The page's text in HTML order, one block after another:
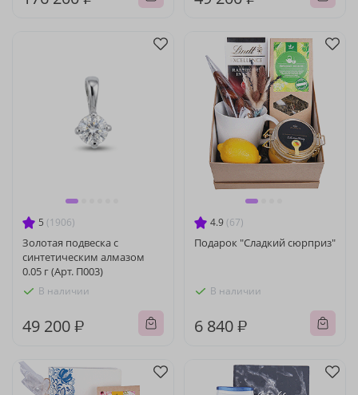
5 (1906)
Золотая подвеска с
синтетическим алмазом
0.05 г (Арт. П003)
В наличии
49 200 ₽
4.9 (67)
Подарок "Сладкий сюрприз"
В наличии
6 840 ₽